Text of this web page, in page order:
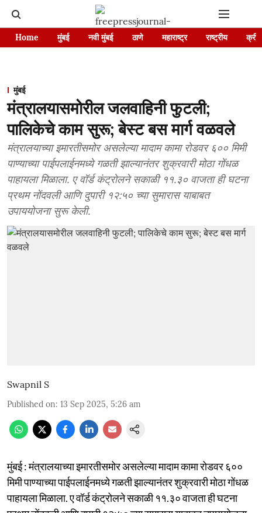
Home मुंबई नवी मुंबई ठाणे महाराष्ट्र राष्ट्रीय
मुंबई
मंत्रालयासमोरील जलवाहिनी फुटली;
पालिकेचे काम सुरू; बेस्ट बस मार्ग वळवले
मंत्रालयाच्या इमारतीसमोर असलेल्या मादाम कामा रोडवर ६०० मिमी
पाण्याच्या पाईपलाईनमध्ये गळती झाल्यानंतर शुक्रवारी मोठा गोंधळ
पाहायला मिळाला. ए वॉर्ड कंट्रोलने सकाळी ११.३० वाजता ही घटना
प्रथम नोंदवली आणि दुपारी १२:५० च्या सुमारास याबाबत
उपाययोजना सुरू केली.
Swapnil S
Published on: 13 Sep 2025, 5:26 am
मुंबई : मंत्रालयाच्या इमारतीसमोर असलेल्या मादाम कामा रोडवर ६००
मिमी पाण्याच्या पाईपलाईनमध्ये गळती झाल्यानंतर शुक्रवारी मोठा गोंधळ
पाहायला मिळाला. ए वॉर्ड कंट्रोलने सकाळी ११.३० वाजता ही घटना